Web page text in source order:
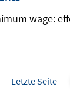
wage:
Letzte Seite